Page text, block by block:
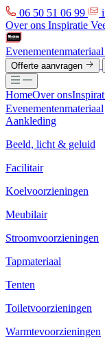
06 50 51 06 99
Over ons Inspiratie
Evenementenmateriaal
Offerte aanvragen
HomeOver ons
Evenementenmateriaal
Aankleding
Beeld, licht & geluid
Facilitair
Koelvoorzieningen
Meubilair
Stroomvoorzieningen
Tapmateriaal
Tenten
Toiletvoorzieningen
Warmtevoorzieningen